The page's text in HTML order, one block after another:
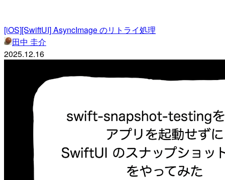
[iOS][SwiftUI] AsyncImage のリトライ処理
田中 圭介
2025.12.16